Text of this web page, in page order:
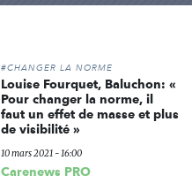
#CHANGER LA NORME
Louise Fourquet, Baluchon: «
Pour changer la norme, il
faut un effet de masse et plus
de visibilité »
10 mars 2021 - 16:00
Carenews PRO